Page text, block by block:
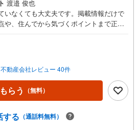
渡邉 俊也
いなくても大丈夫です。掲載情報だけで
や、住んでから気づくポイントまで正直
伝えし、「納得して選ぶ」ためのサポー
ます。現地でしか分からないリアルな情
に後悔しない住まい探しを進めていきま
気軽にご相談ください。【Yahoo！ 不動
象店舗】当店で物件を成約するとPayPay
もらえる「Yahoo！ 不動産 物件ご成約キ
ンからお問い合わせください。※必ずYah
不動産会社レビュー 40件
らう （無料）
する （通話料無料）